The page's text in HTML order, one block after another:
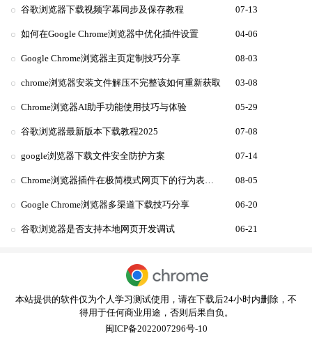
谷歌浏览器下载视频字幕同步及保存教程 07-13
如何在Google Chrome浏览器中优化插件设置 04-06
Google Chrome浏览器主页定制技巧分享 08-03
chrome浏览器安装文件解压不完整该如何重新获取 03-08
Chrome浏览器AI助手功能使用技巧与体验 05-29
谷歌浏览器最新版本下载教程2025 07-08
google浏览器下载文件安全防护方案 07-14
Chrome浏览器插件在极简模式网页下的行为表现对比 08-05
Google Chrome浏览器多渠道下载技巧分享 06-20
谷歌浏览器是否支持本地网页开发调试 06-21
本站提供的软件仅为个人学习测试使用，请在下载后24小时内删除，不
得用于任何商业用途，否则后果自负。
闽ICP备2022007296号-10